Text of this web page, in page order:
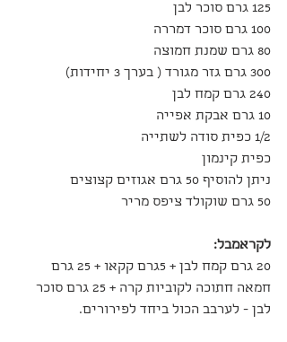
125 גרם סוכר לבן
100 גרם סוכר דמררה
80 גרם שמנת חמוצה
300 גרם גזר מגורד ( בערך 3 יחידות)
240 גרם קמח לבן
10 גרם אבקת אפייה
1/2 כפית סודה לשתייה
כפית קינמון
ניתן להוסיף 50 גרם אגוזים קצוצים
50 גרם שוקולד ציפס מריר
לקראמבל:
20 גרם קמח לבן + 5גרם קקאו + 25 גרם
חמאה חתוכה לקוביות קרה + 25 גרם סוכר
לבן - לערבב הכול ביחד לפירורים.